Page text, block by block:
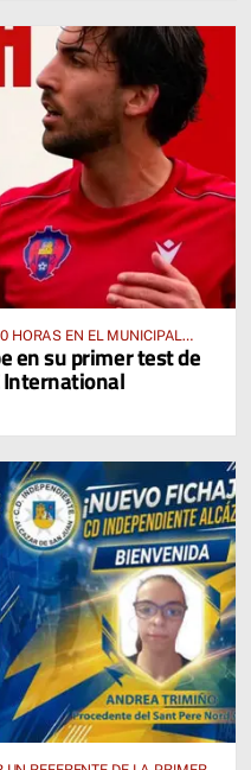
HORAS EN EL MUNICIPAL
en su primer test de
International